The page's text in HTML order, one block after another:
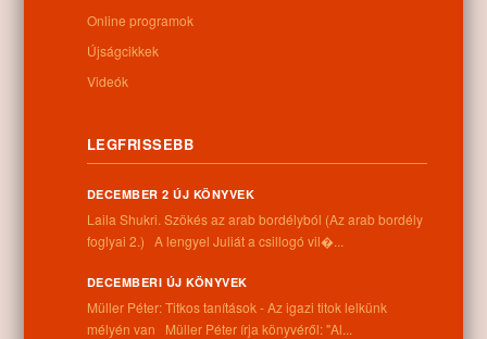
Letöltés
0
Kapcsolódó anyagok
Nem található kapcsolódó anyag
Online programok
Újságcikkek
Videók
LEGFRISSEBB
DECEMBER 2 ÚJ KÖNYVEK
Laila Shukri. Szökés ​az arab bordélyból (Az arab bordély
foglyai 2.) A lengyel Juliát a csillogó vil�...
DECEMBERI ÚJ KÖNYVEK
Müller Péter: Titkos tanítások - Az igazi titok lelkünk
mélyén van Müller Péter írja könyvéről: "Al...